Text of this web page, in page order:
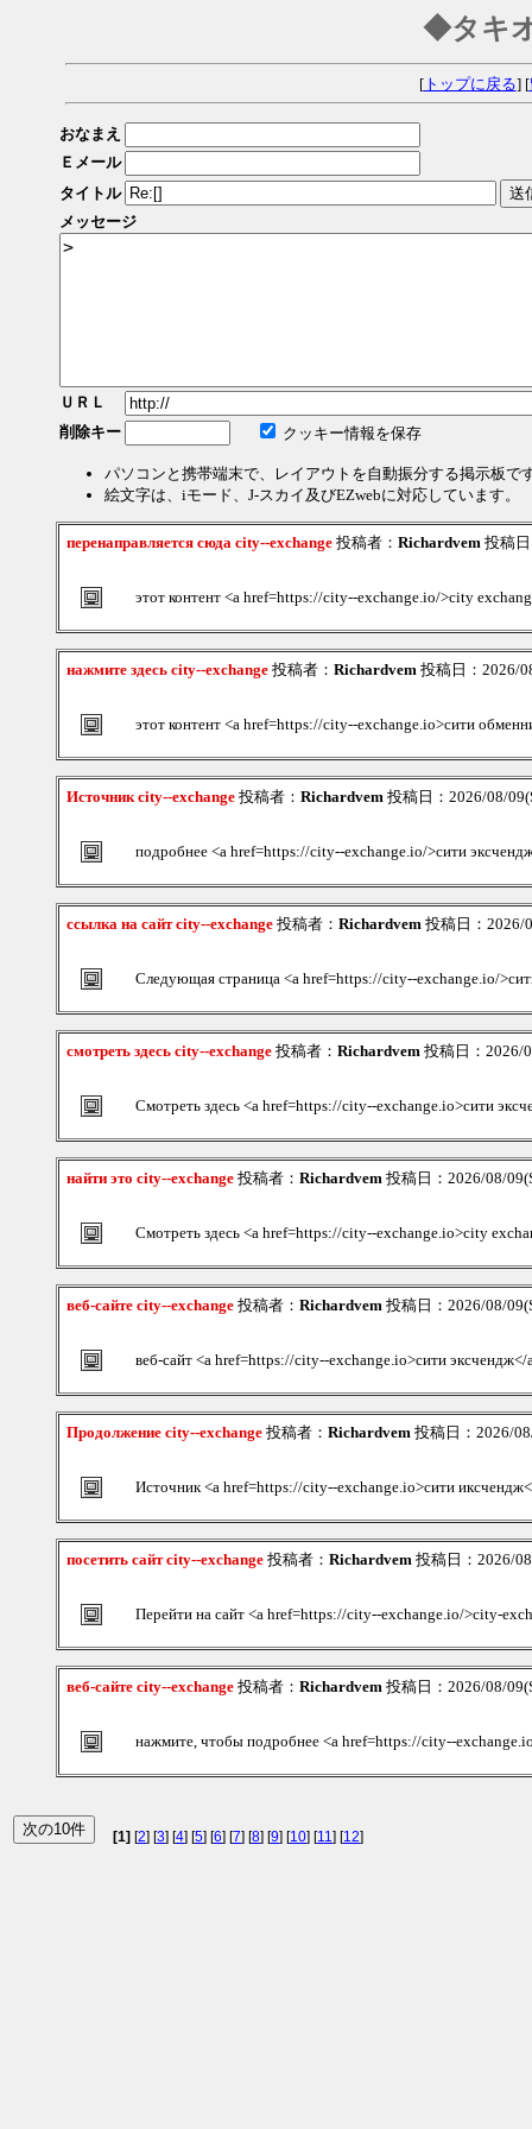
◆タキ
[トップに戻る] [
おなまえ
Ｅメール
タイトル
メッセージ
ＵＲＬ
削除キー
クッキー情報を保存
パソコンと携帯端末で、レイアウトを自動振分する掲示板で
絵文字は、iモード、J-スカイ及びEZwebに対応しています。
перенаправляется сюда city--exchange 投稿者： Richardvem 投稿
этот контент <a href=https://city--exchange.io/>city
нажмите здесь city--exchange 投稿者： Richardvem 投稿日：2026/
этот контент <a href=https://city--exchange.io>сити
Источник city--exchange 投稿者： Richardvem 投稿日：2026/08/
подробнее <a href=https://city--exchange.io/>сити
ссылка на сайт city--exchange 投稿者： Richardvem 投稿日：2026/
Следующая страница <a href=https://city--exchange.io/
смотреть здесь city--exchange 投稿者： Richardvem 投稿日：2026/
Смотреть здесь <a href=https://city--exchange.io>сити
найти это city--exchange 投稿者： Richardvem 投稿日：2026/08/
Смотреть здесь <a href=https://city--exchange.io>city
веб-сайте city--exchange 投稿者： Richardvem 投稿日：2026/08/
веб-сайт <a href=https://city--exchange.io>сити эксчендж</
Продолжение city--exchange 投稿者： Richardvem 投稿日：2026/
Источник <a href=https://city--exchange.io>сити
посетить сайт city--exchange 投稿者： Richardvem 投稿日：2026/
Перейти на сайт <a href=https://city--exchange.io/>city-
веб-сайте city--exchange 投稿者： Richardvem 投稿日：2026/08/
нажмите, чтобы подробнее <a href=https://city--
[1] [2] [3] [4] [5] [6] [7] [8] [9] [10] [11] [12]